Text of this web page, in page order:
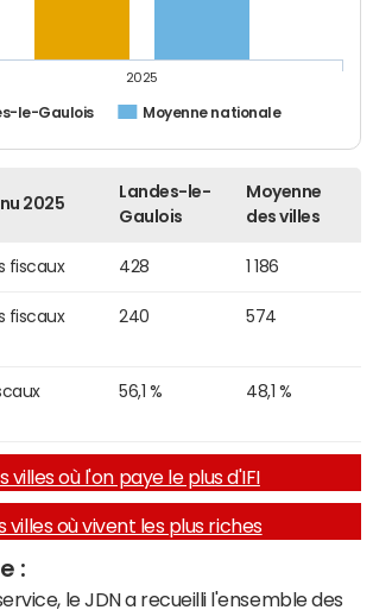
le-Gaulois Moyenne nationale
2025
2025
Landes-le-
Gaulois
Moyenne
des villes
fiscaux 428 1 186
fiscaux
240 574
56,1 % 48,1 %
villes où l'on paye le plus d'IFI
villes où vivent les plus riches
:
le JDN a recueilli l'ensemble des